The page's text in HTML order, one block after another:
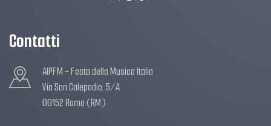
Contatti
AIPFM - Festa della Musica Italia
Via San Calepodio, 5/A
00152 Roma (RM)